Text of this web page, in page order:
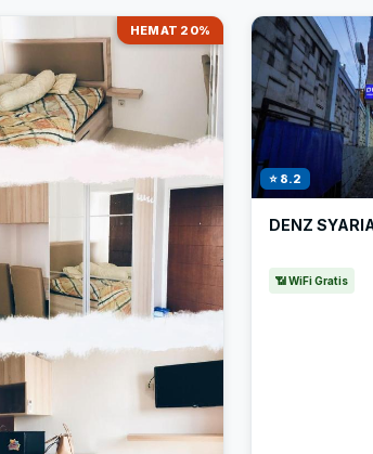
HEMAT 20%
⭐ 8.2
DENZ
📶 WiFi Gratis